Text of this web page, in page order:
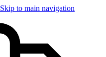
Skip to main navigation